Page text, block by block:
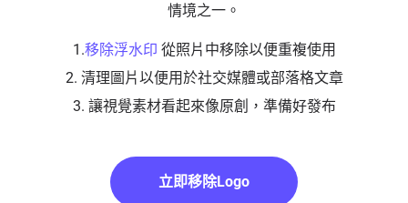
情境之一。
1.移除浮水印 從照片中移除以便重複使用
2. 清理圖片以便用於社交媒體或部落格文章
3. 讓視覺素材看起來像原創，準備好發布
立即移除Logo